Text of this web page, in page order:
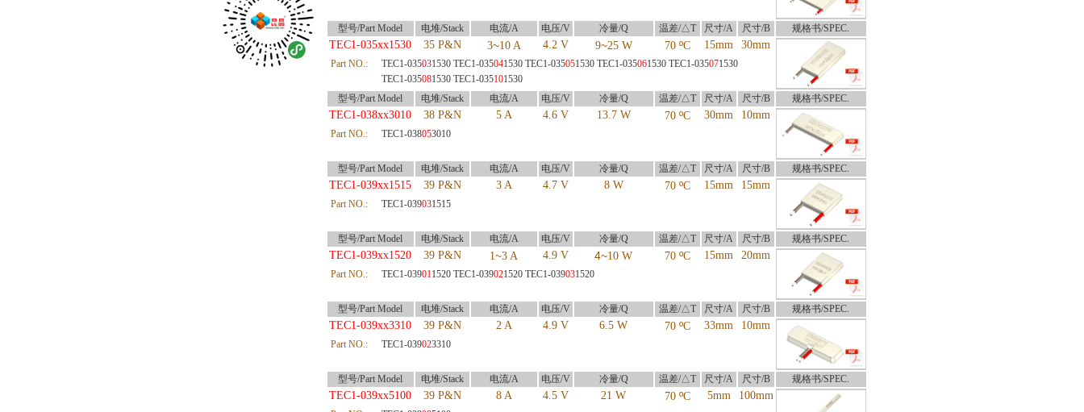
型号/Part Model 电堆/Stack 电流/A 电压/V 冷量/Q 温差/△T 尺寸/A 尺寸/B 规格书/SPEC.
TEC1-035xx1530 35 P&N 3~10 A 4.2 V 9~25 W 70 ºC 15mm 30mm
Part NO.: TEC1-035031530 TEC1-035041530 TEC1-035051530 TEC1-035061530 TEC1-035071530
TEC1-035081530 TEC1-035101530
型号/Part Model
电堆/Stack 电流/A 电压/V 冷量/Q 温差/△T 尺寸/A 尺寸/B 规格书/SPEC.
TEC1-038xx3010 38 P&N 5 A 4.6 V 13.7 W 70 ºC 30mm 10mm
Part NO.: TEC1-038053010
型号/Part Model 电堆/Stack 电流/A 电压/V 冷量/Q 温差/△T 尺寸/A 尺寸/B 规格书/SPEC.
TEC1-039xx1515 39 P&N 3 A 4.7 V 8 W 70 ºC 15mm 15mm
Part NO.: TEC1-039031515
型号/Part Model 电堆/Stack 电流/A 电压/V 冷量/Q 温差/△T 尺寸/A 尺寸/B 规格书/SPEC.
TEC1-039xx1520 39 P&N 1~3 A 4.9 V 4~10 W 70 ºC 15mm 20mm
Part NO.: TEC1-039011520 TEC1-039021520 TEC1-039031520
型号/Part Model 电堆/Stack 电流/A 电压/V 冷量/Q 温差/△T 尺寸/A 尺寸/B 规格书/SPEC.
TEC1-039xx3310 39 P&N 2 A 4.9 V 6.5 W 70 ºC 33mm 10mm
Part NO.: TEC1-039023310
型号/Part Model 电堆/Stack 电流/A 电压/V 冷量/Q 温差/△T 尺寸/A 尺寸/B 规格书/SPEC.
TEC1-039xx5100 39 P&N 8 A 4.5 V 21 W 70 ºC 5mm 100mm